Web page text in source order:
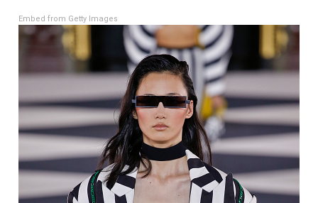
Embed from Getty Images